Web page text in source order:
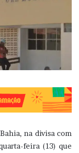
na divisa com
feira (13) que